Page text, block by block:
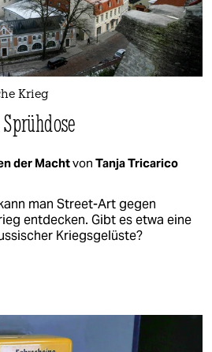
Krieg
der Machtvon Tanja Tricarico
man Street-Art gegen
entdecken. Gibt es etwa eine
Kriegsgelüste?